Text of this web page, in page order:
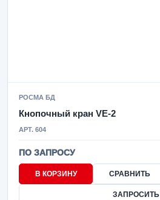
РОСМА БД
Кнопочный кран VE-2
АРТ. 604
ПО ЗАПРОСУ
В КОРЗИНУ СРАВНИТЬ
ЗАПРОСИТЬ